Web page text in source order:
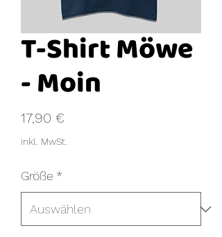
T-Shirt Möwe
- Moin
17,90 €
inkl. MwSt.
Größe *